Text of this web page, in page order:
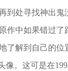
到处寻找神出
作中如果错过
解到自己的位
。这可是在